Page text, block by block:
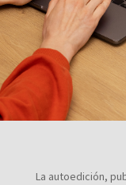
La autoedición,